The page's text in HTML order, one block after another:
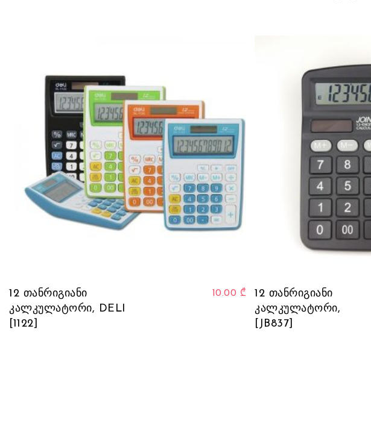
12 თანრიგიანი
კალკულატორი, DELI
[1122]
10.00 ₾
12 თანრიგიანი
კალკულატორი,
[JB837]